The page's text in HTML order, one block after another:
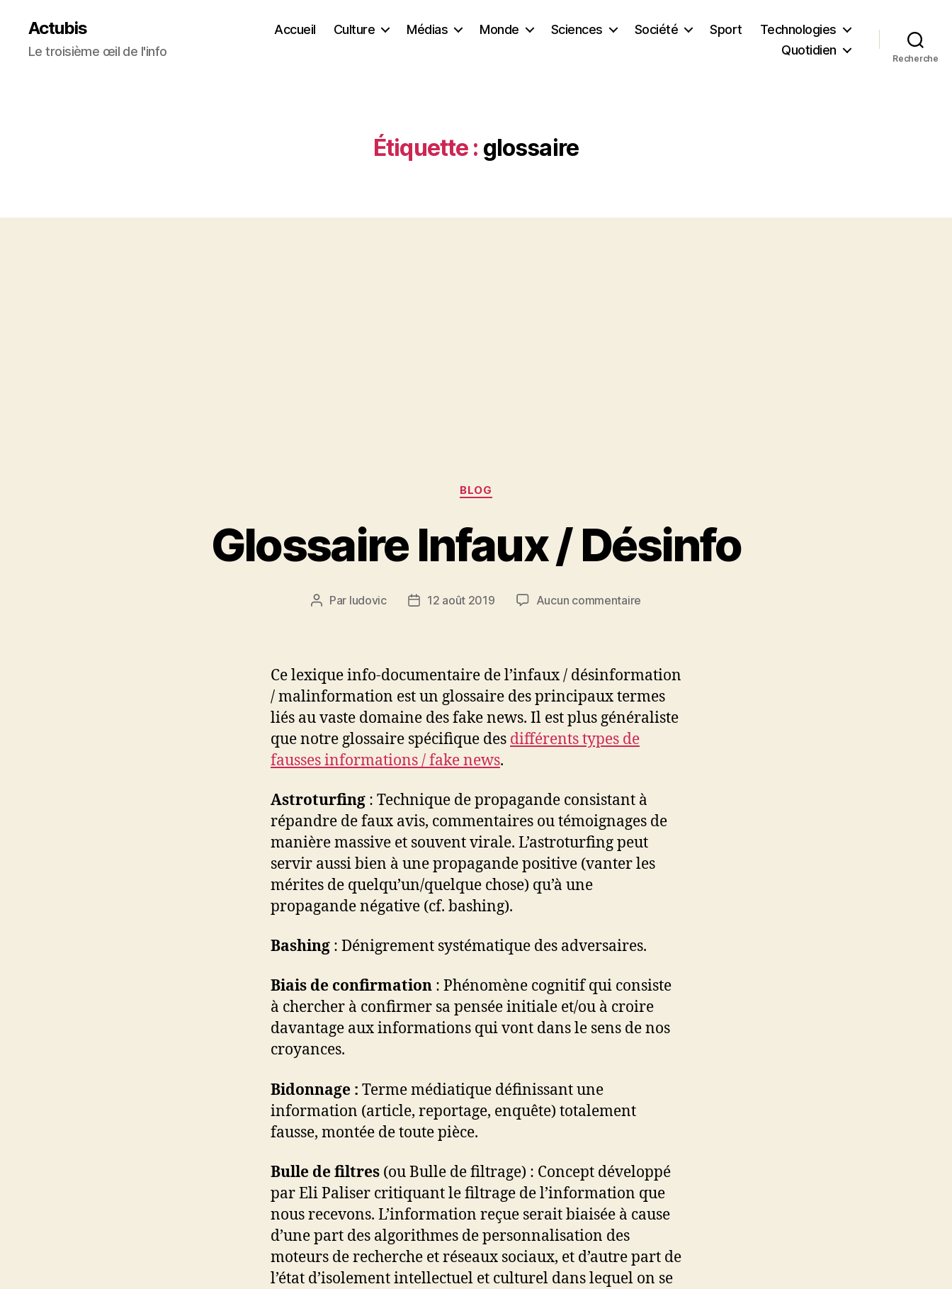
Actubis
Le troisième œil de l'info
Accueil Culture Médias Monde Sciences Société Sport
Technologies
Quotidien
Recherche
Étiquette : glossaire
Catégories
BLOG
Glossaire Infaux / Désinfo
Auteur
Par ludovic
Date12 août 2019 Aucun commentaire
Désinfo
Ce lexique info-documentaire de l’infaux / désinformation
/ malinformation est un glossaire des principaux termes
liés au vaste domaine des fake news. Il est plus généraliste
que notre glossaire spécifique des différents types de
fausses informations / fake news.
Astroturfing : Technique de propagande consistant à
répandre de faux avis, commentaires ou témoignages de
manière massive et souvent virale. L’astroturfing peut
servir aussi bien à une propagande positive (vanter les
mérites de quelqu’un/quelque chose) qu’à une
propagande négative (cf. bashing).
Bashing : Dénigrement systématique des adversaires.
Biais de confirmation : Phénomène cognitif qui consiste
à chercher à confirmer sa pensée initiale et/ou à croire
davantage aux informations qui vont dans le sens de nos
croyances.
Bidonnage : Terme médiatique définissant une
information (article, reportage, enquête) totalement
fausse, montée de toute pièce.
Bulle de filtres (ou Bulle de filtrage) : Concept développé
par Eli Paliser critiquant le filtrage de l’information que
nous recevons. L’information reçue serait biaisée à cause
d’une part des algorithmes de personnalisation des
moteurs de recherche et réseaux sociaux, et d’autre part de
l’état d’isolement intellectuel et culturel dans lequel on se